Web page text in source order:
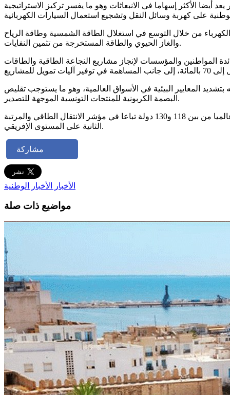
الطاقة في تونس، يليه قطاع النقل بنسبة 34 بالمائة، موضحا أن هذا الأخير يعد أيضا الأكثر إسهاما في الانبعاثات وهو ما يفسر تركيز الاستراتيجية
الأمر الذي يفرض تنويع مصادر إنتاج الكهرباء من خلال التوسع في استغلال الطاقة الشمسية وطاقة الرياح
والغاز الحيوي والطاقة المستخرجة من تثمين النفايات.
أفاد بأن صندوق الانتقال الطاقي، الذي حمل هذه التسمية منذ سنة 2017، يوفر منحا تتراوح بين 20 و50 بالمائة لفائدة المواطنين والمؤسسات لإنجاز مشاريع النجاعة الطاقية والطاقات
المعايير البيئية في الأسواق العالمية، وهو ما يستوجب تقليص
البصمة الكربونية للمنتجات التونسية الموجهة للتصدير.
ولفت إلى أن تونس صُنفت ضمن أفضل 20 دولة من أصل 120دولة في مجال النجاعة الطاقية. كما احتلت سنتي 2025 و2026 المرتبة 62 عالميا من بين 118 و130 دولة تباعا في مؤشر الانتقال الطاقي والمرتبة
الثانية على المستوى الإفريقي.
مشاركة
الأخبار الأخبار الوطنية
مواضيع ذات صلة